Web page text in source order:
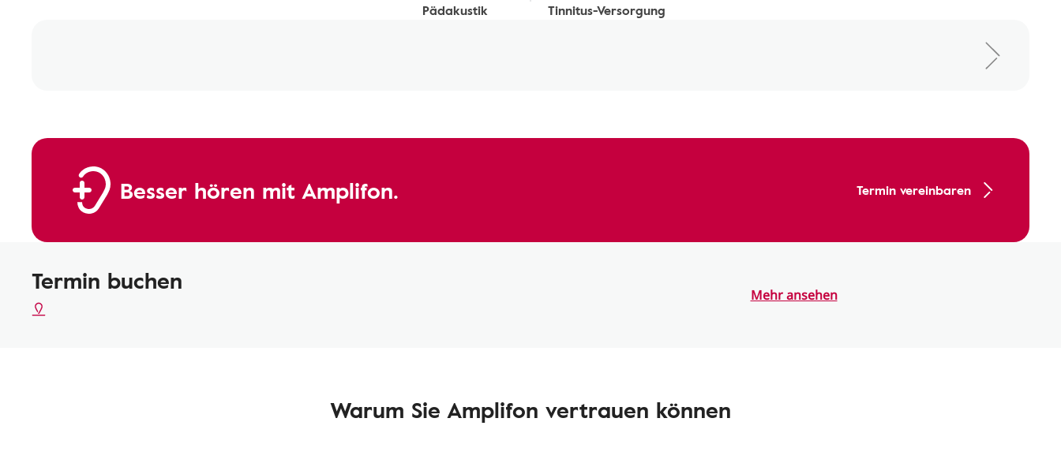
Pädakustik Tinnitus-Versorgung
Besser hören mit Amplifon. Termin vereinbaren
Termin buchen Mehr ansehen
Warum Sie Amplifon vertrauen können